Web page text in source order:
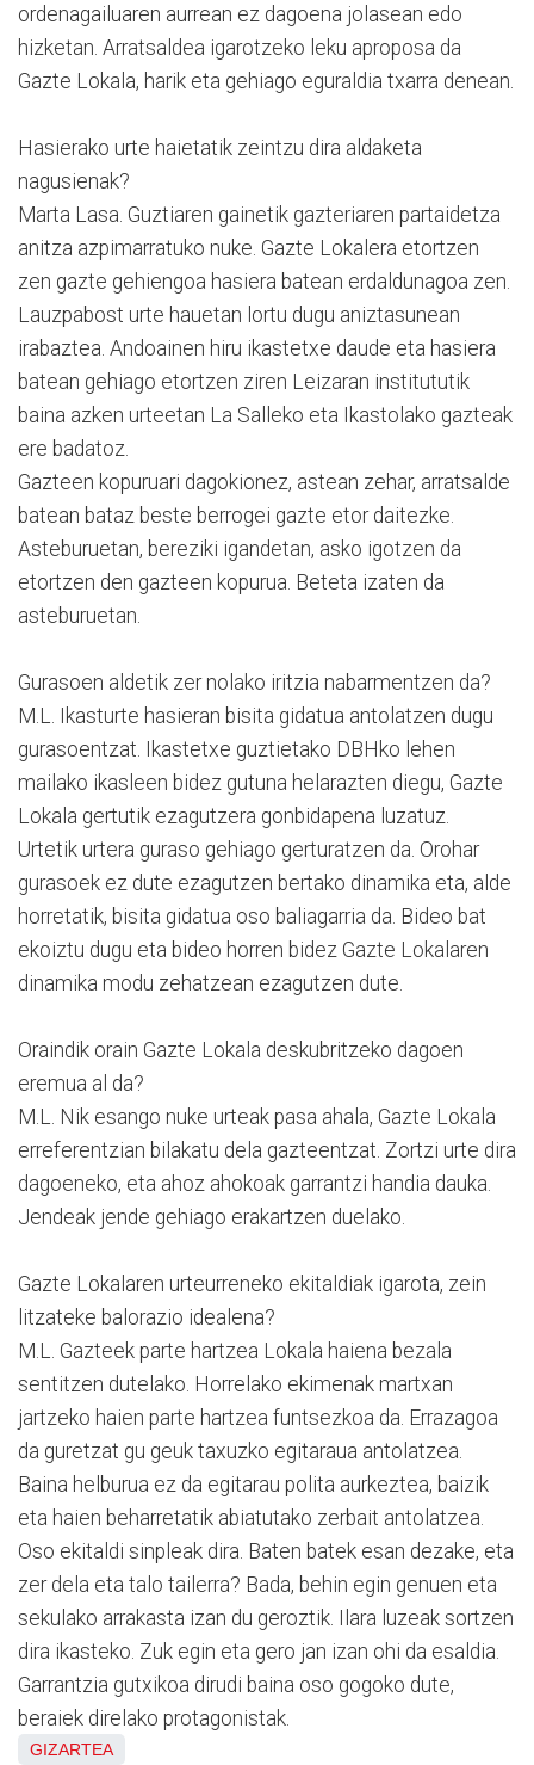
ordenagailuaren aurrean ez dagoena jolasean edo
hizketan. Arratsaldea igarotzeko leku aproposa da
Gazte Lokala, harik eta gehiago eguraldia txarra denean.
Hasierako urte haietatik zeintzu dira aldaketa
nagusienak?
Marta Lasa. Guztiaren gainetik gazteriaren partaidetza
anitza azpimarratuko nuke. Gazte Lokalera etortzen
zen gazte gehiengoa hasiera batean erdaldunagoa zen.
Lauzpabost urte hauetan lortu dugu aniztasunean
irabaztea. Andoainen hiru ikastetxe daude eta hasiera
batean gehiago etortzen ziren Leizaran institututik
baina azken urteetan La Salleko eta Ikastolako gazteak
ere badatoz.
Gazteen kopuruari dagokionez, astean zehar, arratsalde
batean bataz beste berrogei gazte etor daitezke.
Asteburuetan, bereziki igandetan, asko igotzen da
etortzen den gazteen kopurua. Beteta izaten da
asteburuetan.
Gurasoen aldetik zer nolako iritzia nabarmentzen da?
M.L. Ikasturte hasieran bisita gidatua antolatzen dugu
gurasoentzat. Ikastetxe guztietako DBHko lehen
mailako ikasleen bidez gutuna helarazten diegu, Gazte
Lokala gertutik ezagutzera gonbidapena luzatuz.
Urtetik urtera guraso gehiago gerturatzen da. Orohar
gurasoek ez dute ezagutzen bertako dinamika eta, alde
horretatik, bisita gidatua oso baliagarria da. Bideo bat
ekoiztu dugu eta bideo horren bidez Gazte Lokalaren
dinamika modu zehatzean ezagutzen dute.
Oraindik orain Gazte Lokala deskubritzeko dagoen
eremua al da?
M.L. Nik esango nuke urteak pasa ahala, Gazte Lokala
erreferentzian bilakatu dela gazteentzat. Zortzi urte dira
dagoeneko, eta ahoz ahokoak garrantzi handia dauka.
Jendeak jende gehiago erakartzen duelako.
Gazte Lokalaren urteurreneko ekitaldiak igarota, zein
litzateke balorazio idealena?
M.L. Gazteek parte hartzea Lokala haiena bezala
sentitzen dutelako. Horrelako ekimenak martxan
jartzeko haien parte hartzea funtsezkoa da. Errazagoa
da guretzat gu geuk taxuzko egitaraua antolatzea.
Baina helburua ez da egitarau polita aurkeztea, baizik
eta haien beharretatik abiatutako zerbait antolatzea.
Oso ekitaldi sinpleak dira. Baten batek esan dezake, eta
zer dela eta talo tailerra? Bada, behin egin genuen eta
sekulako arrakasta izan du geroztik. Ilara luzeak sortzen
dira ikasteko. Zuk egin eta gero jan izan ohi da esaldia.
Garrantzia gutxikoa dirudi baina oso gogoko dute,
beraiek direlako protagonistak.
GIZARTEA